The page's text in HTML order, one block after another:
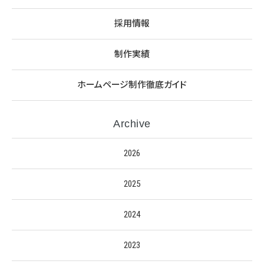
採用情報
制作実績
ホームページ制作徹底ガイド
Archive
2026
2025
2024
2023